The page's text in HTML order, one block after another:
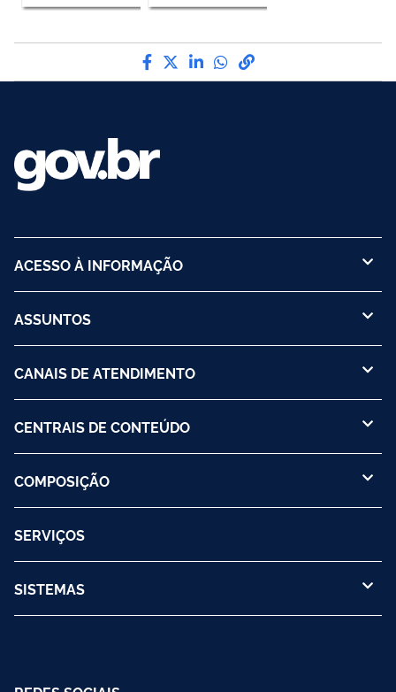
Compartilhe por Facebook
Compartilhe por Twitter
Compartilhe por
Compartilhe por
link para Copiar
ACESSO À INFORMAÇÃO
ASSUNTOS
CANAIS DE ATENDIMENTO
CENTRAIS DE CONTEÚDO
COMPOSIÇÃO
SERVIÇOS
SISTEMAS